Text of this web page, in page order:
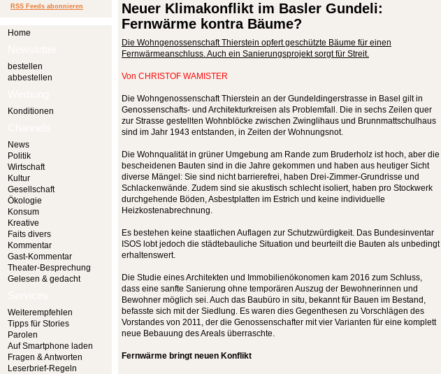
RSS Feeds abonnieren
Home
bestellen
abbestellen
Konditionen
News
Politik
Wirtschaft
Kultur
Gesellschaft
Ökologie
Konsum
Kreative
Faits divers
Kommentar
Gast-Kommentar
Theater-Besprechung
Gelesen & gedacht
Weiterempfehlen
Tipps für Stories
Parolen
Auf Smartphone laden
Fragen & Antworten
Leserbrief-Regeln
Neuer Klimakonflikt im Basler Gundeli:
Fernwärme kontra Bäume?
Die Wohngenossenschaft Thierstein opfert geschützte Bäume für einen
Fernwärmeanschluss. Auch ein Sanierungsprojekt sorgt für Streit.
Von CHRISTOF WAMISTER
Die Wohngenossenschaft Thierstein an der Gundeldingerstrasse in Basel gilt in
Genossenschafts- und Architekturkreisen als Problemfall. Die in sechs Zeilen quer
zur Strasse gestellten Wohnblöcke zwischen Zwinglihaus und Brunnmattschulhaus
sind im Jahr 1943 entstanden, in Zeiten der Wohnungsnot.
Die Wohnqualität in grüner Umgebung am Rande zum Bruderholz ist hoch, aber die
bescheidenen Bauten sind in die Jahre gekommen und haben aus heutiger Sicht
diverse Mängel: Sie sind nicht barrierefrei, haben Drei-Zimmer-Grundrisse und
Schlackenwände. Zudem sind sie akustisch schlecht isoliert, haben pro Stockwerk
durchgehende Böden, Asbestplatten im Estrich und keine individuelle
Heizkostenabrechnung.
Es bestehen keine staatlichen Auflagen zur Schutzwürdigkeit. Das Bundesinventar
ISOS lobt jedoch die städtebauliche Situation und beurteilt die Bauten als unbedingt
erhaltenswert.
Die Studie eines Architekten und Immobilienökonomen kam 2016 zum Schluss,
dass eine sanfte Sanierung ohne temporären Auszug der Bewohnerinnen und
Bewohner möglich sei. Auch das Baubüro in situ, bekannt für Bauen im Bestand,
befasste sich mit der Siedlung. Es waren dies Gegenthesen zu Vorschlägen des
Vorstandes von 2011, der die Genossenschafter mit vier Varianten für eine komplett
neue Bebauung des Areals überraschte.
Fernwärme bringt neuen Konflikt